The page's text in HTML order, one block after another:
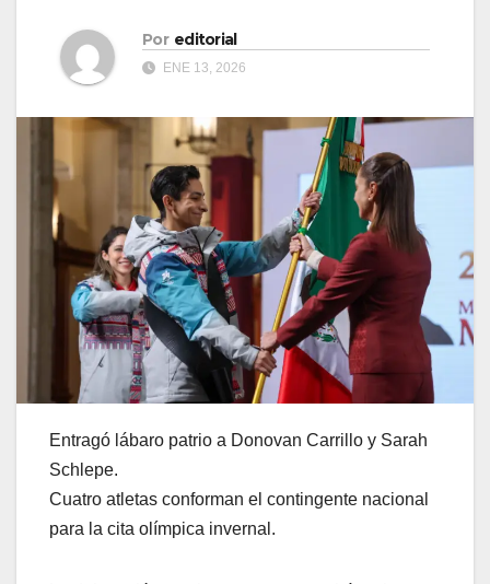
Por editorial
ENE 13, 2026
Entragó lábaro patrio a Donovan Carrillo y Sarah
Schlepe.
Cuatro atletas conforman el contingente nacional
para la cita olímpica invernal.